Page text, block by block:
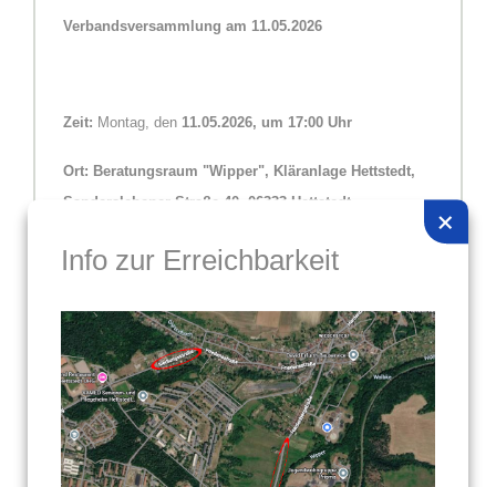
+
Info zur Erreichbarkeit
Verbandsversammlung am 11.05.2026
Zeit: Montag, den 11.05.2026, um 17:00 Uhr
Ort: Beratungsraum "Wipper", Kläranlage Hettstedt,
Sanderslebener Straße 40, 06333 Hettstedt
Tagesordnung:
Öffentlicher Teil